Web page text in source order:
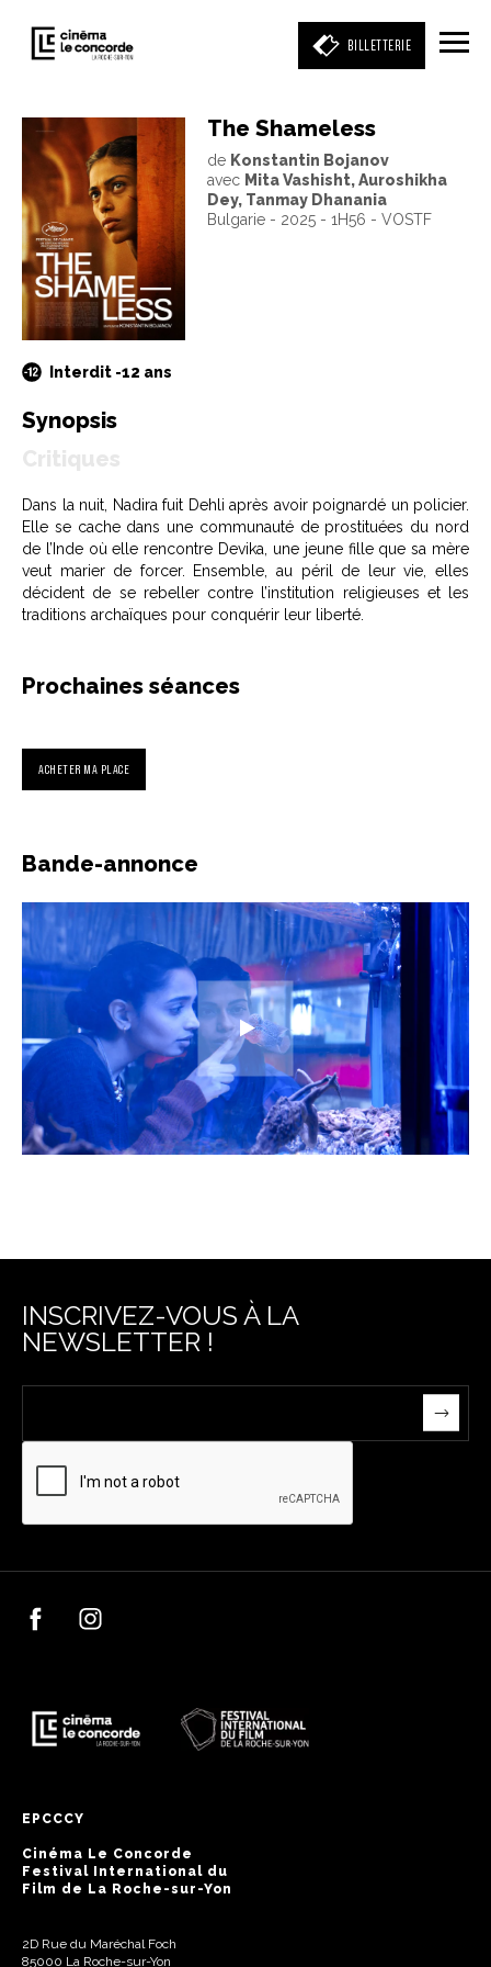
BILLETTERIE
Entrez votre mot clé
(film, réalisateur, acteur, événement)
The Shameless
de Konstantin Bojanov
avec Mita Vashisht, Auroshikha
Dey, Tanmay Dhanania
Bulgarie - 2025 - 1H56 - VOSTF
Interdit -12 ans
Synopsis
Dans la nuit, Nadira fuit Dehli après avoir poignardé un policier.
Elle se cache dans une communauté de prostituées du nord
de l’Inde où elle rencontre Devika, une jeune fille que sa mère
veut marier de forcer. Ensemble, au péril de leur vie, elles
décident de se rebeller contre l’institution religieuses et les
traditions archaïques pour conquérir leur liberté.
Prochaines séances
ACHETER MA PLACE
Bande-annonce
INSCRIVEZ-VOUS À LA
NEWSLETTER !
EPCCCY
Cinéma Le Concorde
Festival International du
Film de La Roche-sur-Yon
2D Rue du Maréchal Foch
85000 La Roche-sur-Yon